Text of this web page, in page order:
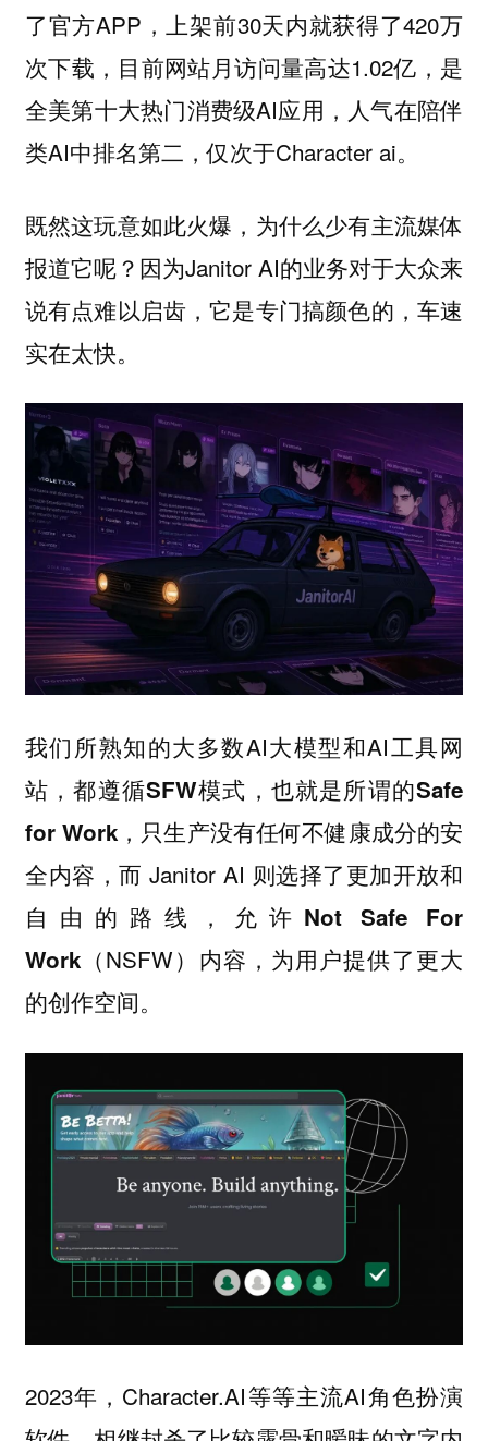
了官方APP，上架前30天内就获得了420万
次下载，目前网站月访问量高达1.02亿，是
全美第十大热门消费级AI应用，人气在陪伴
类AI中排名第二，仅次于Character ai。
既然这玩意如此火爆，为什么少有主流媒体
报道它呢？因为Janitor AI的业务对于大众来
说有点难以启齿，它是专门搞颜色的，车速
实在太快。
我们所熟知的大多数AI大模型和AI工具网
站，都遵循SFW模式， 也就是所谓的Safe
for Work， 只生产没有任何不健康成分的安
全内容，而 Janitor AI 则选择了更加开放和
自由的路线，允许 Not Safe For
Work（NSFW）内容，为用户提供了更大
的创作空间。
2023年，Character.AI等等主流AI角色扮演